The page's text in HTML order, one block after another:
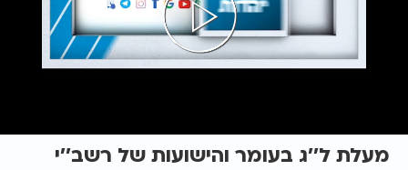
מעלת ל''ג בעומר והישועות של רשב''י